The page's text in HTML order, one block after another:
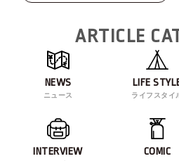
ARTICLE
NEWS
ニュース
LIFE
ライフスタイ
INTERVIEW COMIC